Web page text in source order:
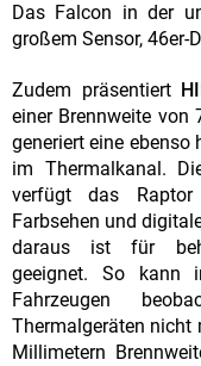
Das Falcon in der
großem Sensor, 46er-
Zudem präsentiert
einer Brennweite von
generiert eine ebenso
im Thermalkanal.
verfügt das
Farbsehen und
daraus ist für
geeignet. So kann
Fahrzeugen
Thermalgeräten nicht
Millimetern